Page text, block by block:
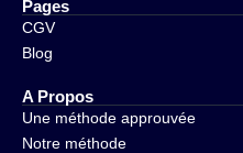
Pages
CGV
Blog
A Propos
Une méthode approuvée
Notre méthode